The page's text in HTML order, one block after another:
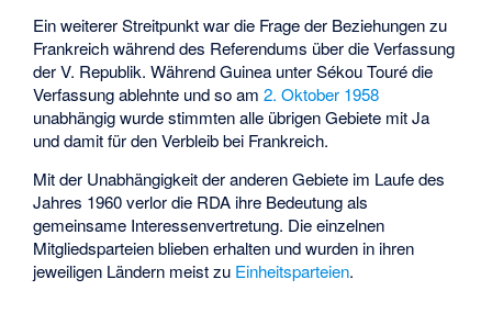
Ein weiterer Streitpunkt war die Frage der Beziehungen zu
Frankreich während des Referendums über die Verfassung
der V. Republik. Während Guinea unter Sékou Touré die
Verfassung ablehnte und so am2. Oktober 1958
unabhängig wurde stimmten alle übrigen Gebiete mit Ja
und damit für den Verbleib bei Frankreich.
Mit der Unabhängigkeit der anderen Gebiete im Laufe des
Jahres 1960 verlor die RDA ihre Bedeutung als
gemeinsame Interessenvertretung. Die einzelnen
Mitgliedsparteien blieben erhalten und wurden in ihren
jeweiligen Ländern meist zu Einheitsparteien.